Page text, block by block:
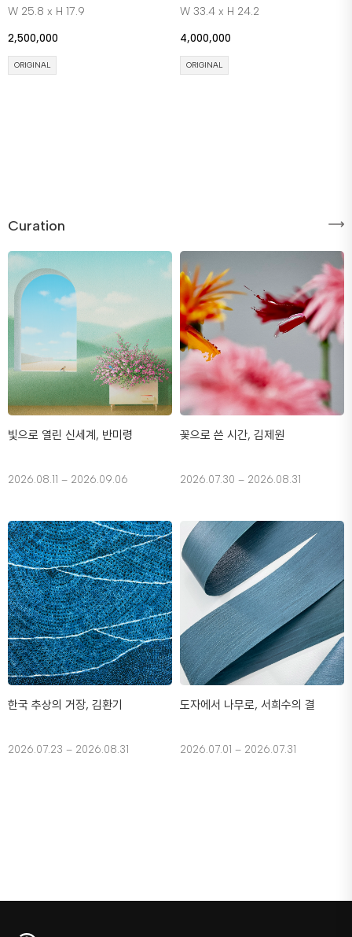
W 25.8 x H 17.9
2,500,000
ORIGINAL
W 33.4 x H 24.2
4,000,000
ORIGINAL
Curation
빛으로 열린 신세계, 반미령
2026.08.11 – 2026.09.06
꽃으로 쓴 시간, 김제원
2026.07.30 – 2026.08.31
한국 추상의 거장, 김환기
2026.07.23 – 2026.08.31
도자에서 나무로, 서희수의 결
2026.07.01 – 2026.07.31